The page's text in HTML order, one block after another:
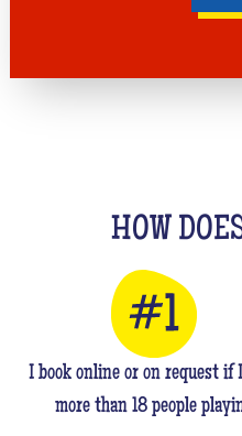
HOW
I book online or on request if
more than 18 people